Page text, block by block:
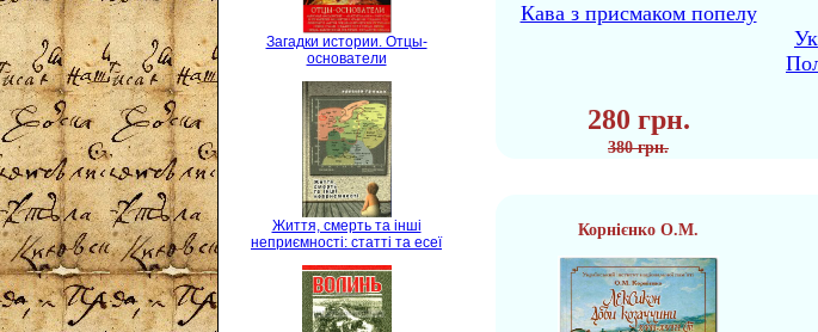
Загадки истории. Отцы-
основатели
Життя, смерть та інші
неприємності: статті та есеї
Кава з присмаком попелу
280 грн.
380 грн.
Корнієнко О.М.